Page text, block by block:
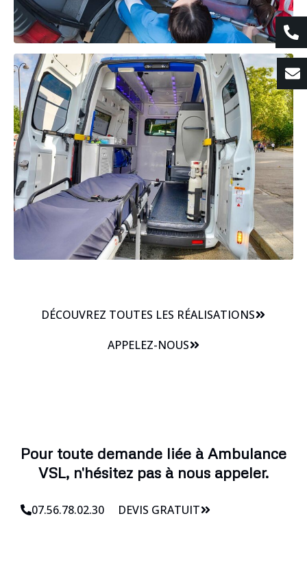
DÉCOUVREZ TOUTES LES RÉALISATIONS
APPELEZ-NOUS
Pour toute demande liée à Ambulance
VSL, n'hésitez pas à nous appeler.
07.56.78.02.30 DEVIS GRATUIT